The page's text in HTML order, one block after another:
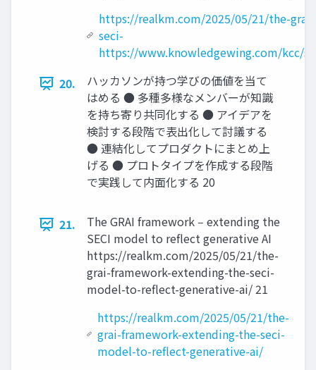
https://realkm.com/2025/05/21/the-
seci-
https://www.knowledgewing.com/kcc/
20.
ハッカソンが持つ学びの価値を当て
はめる ● 多種多様なメンバーが知識
を持ち寄り共同化する ● アイデアを
検討する段階で表出化して討議する
● 連結化してプロダクトにまとめ上
げる ● プロトタイプを作成する段階
で実践して内⾯化する 20
21.
The GRAI framework ‒ extending the
SECI model to reﬂect generative AI
https://realkm.com/2025/05/21/the-
grai-framework-extending-the-seci-
model-to-reﬂect-generative-ai/ 21
https://realkm.com/2025/05/21/the-
grai-framework-extending-the-seci-
model-to-reflect-generative-ai/